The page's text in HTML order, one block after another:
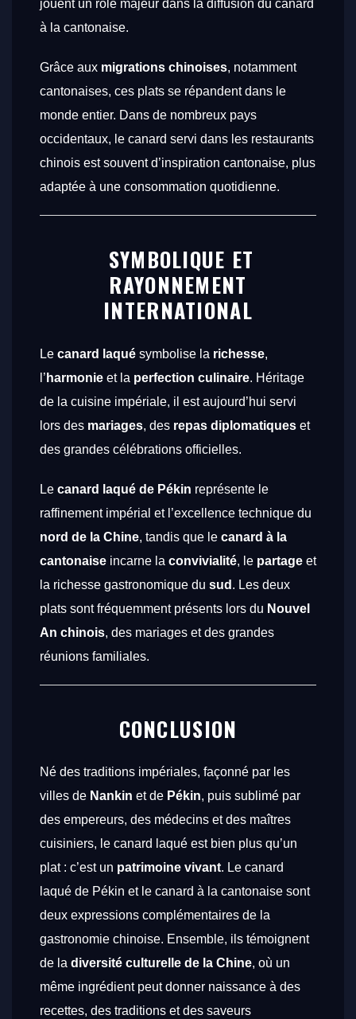
jouent un rôle majeur dans la diffusion du canard
à la cantonaise.
Grâce aux migrations chinoises, notamment
cantonaises, ces plats se répandent dans le
monde entier. Dans de nombreux pays
occidentaux, le canard servi dans les restaurants
chinois est souvent d’inspiration cantonaise, plus
adaptée à une consommation quotidienne.
SYMBOLIQUE ET
RAYONNEMENT
INTERNATIONAL
Le canard laqué symbolise la richesse,
l’ harmonie et la perfection culinaire. Héritage
de la cuisine impériale, il est aujourd’hui servi
lors des mariages, des repas diplomatiques et
des grandes célébrations officielles.
Le canard laqué de Pékin représente le
raffinement impérial et l’excellence technique du
nord de la Chine, tandis que le canard à la
cantonaise incarne la convivialité, le partage et
la richesse gastronomique du sud . Les deux
plats sont fréquemment présents lors du Nouvel
An chinois, des mariages et des grandes
réunions familiales.
CONCLUSION
Né des traditions impériales, façonné par les
villes de Nankin et de Pékin, puis sublimé par
des empereurs, des médecins et des maîtres
cuisiniers, le canard laqué est bien plus qu’un
plat : c’est un patrimoine vivant. Le canard
laqué de Pékin et le canard à la cantonaise sont
deux expressions complémentaires de la
gastronomie chinoise. Ensemble, ils témoignent
de la diversité culturelle de la Chine, où un
même ingrédient peut donner naissance à des
recettes, des traditions et des saveurs